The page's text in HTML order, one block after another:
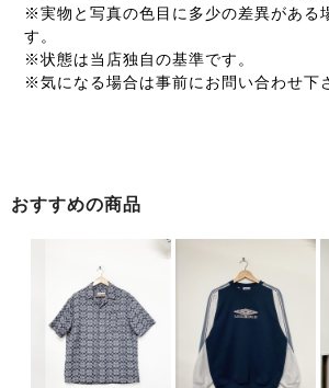
※実物と写真の色目に多少の差異がある
す。
※状態は当店独自の基準です。
※気になる場合は事前にお問い合わせ下
おすすめの商品